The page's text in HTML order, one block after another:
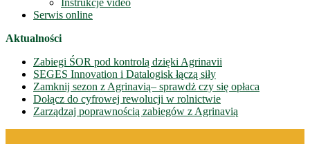
Instrukcje video
Serwis online
Aktualności
Zabiegi ŚOR pod kontrolą dzięki Agrinavii
SEGES Innovation i Datalogisk łączą siły
Zamknij sezon z Agrinavią– sprawdż czy się opłaca
Dołącz do cyfrowej rewolucji w rolnictwie
Zarządzaj poprawnością zabiegów z Agrinavią